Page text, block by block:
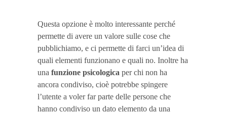
Questa opzione è molto interessante perché
permette di avere un valore sulle cose che
pubblichiamo, e ci permette di farci un’idea di
quali elementi funzionano e quali no. Inoltre ha
una funzione psicologica per chi non ha
ancora condiviso, cioè potrebbe spingere
l’utente a voler far parte delle persone che
hanno condiviso un dato elemento da una